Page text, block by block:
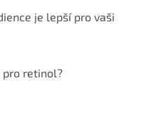
je lepší pro vaši
pro retinol?